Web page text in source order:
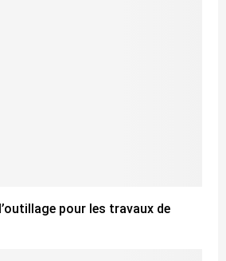
pour les travaux de